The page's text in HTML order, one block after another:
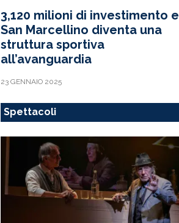
3,120 milioni di investimento e
San Marcellino diventa una
struttura sportiva
all’avanguardia
23 GENNAIO 2025
Spettacoli